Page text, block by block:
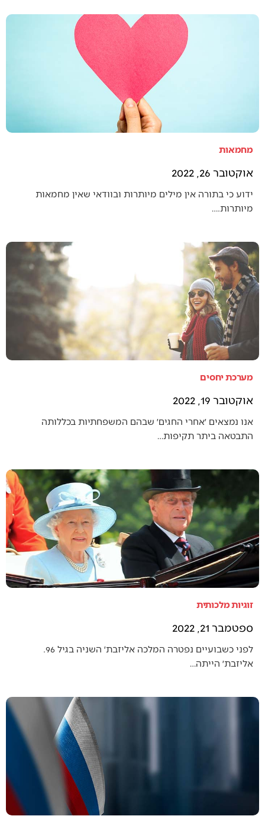
מחמאות
אוקטובר 26, 2022
ידוע כי בתורה אין מילים מיותרות ובוודאי שאין מחמאות
מיותרות.…
מערכת יחסים
אוקטובר 19, 2022
אנו נמצאים ׳אחרי החגים׳ שבהם המשפחתיות בכללותה
התבטאה ביתר תקיפות…
זוגיות מלכותית
ספטמבר 21, 2022
אליזבת׳ הייתה…